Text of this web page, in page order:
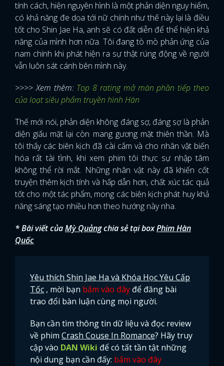
FACEBOOK GOOGLE
tính cách, hiện nguyên hình là một phản diện nguy hiểm,
có khả năng đe dọa tới nữ chính như thế này lại là điều
tốt cho Shin Jae Ha, anh sẽ có đất diễn để thể hiện khả
năng của mình hơn nữa. Tôi đang tò mò phản ứng của
nam chính khi phát hiện ra sự thật rúng động về người
vẫn luôn sát cánh bên mình này.
>>>> Xem thêm: Top 8 rating mở màn phần tiếp theo
của loạt siêu phẩm truyền hình Hàn
Thế mới nói, phản diện không đáng sợ, đáng sợ là phản
diện giấu mặt lại còn mang gương mặt thiên thần. Mà
tôi thấy các biên kịch đã cài cắm và cho nhân vật biến
hóa rất tài tình, khi xem phim tôi thực sự nhập tâm
không thể rời mắt. Những nhân vật này đã khiến cốt
truyện thêm kịch tính và hấp dẫn hơn, chất xúc tác quả
tốt cho một tác phẩm, mong các biên kịch phát huy khả
năng sáng tạo nhiều hơn theo hướng này nha.
* Bài viết củaMỳ Quảngchia sẻ tại boxPhim Hàn
Quốc
Yêu thích Shin Jae Ha và Khóa Học Yêu Cấp
Tốc , mời bạn bấm vào đây để đăng bài
trao đổi bàn luận cùng mọi người.
Bạn cần tìm thông tin dữ liệu và đọc review
về phim Crash Couse In Romance? Hãy truy
cập vào DAN Wiki để có tất tần tật những
nội dung bạn cần đấy: bấm vào đây